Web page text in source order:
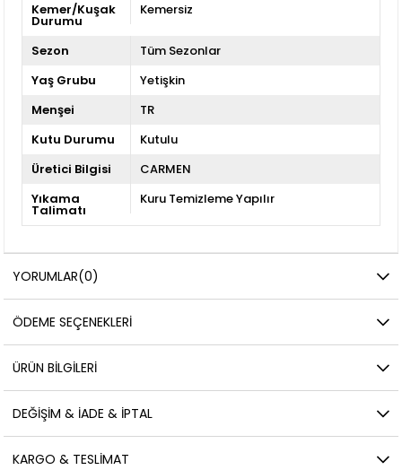
Kemer/Kuşak
Durumu
Kemersiz
Sezon
Tüm Sezonlar
Yaş Grubu
Yetişkin
Menşei
TR
Kutu Durumu
Kutulu
Üretici Bilgisi
CARMEN
Yıkama
Talimatı
Kuru Temizleme Yapılır
YORUMLAR(0)
ÖDEME SEÇENEKLERI
ÜRÜN BILGILERI
DEĞIŞIM & İADE & İPTAL
KARGO & TESLIMAT